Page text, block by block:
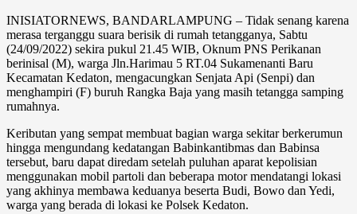
INISIATORNEWS, BANDARLAMPUNG – Tidak senang karena
merasa terganggu suara berisik di rumah tetangganya, Sabtu
(24/09/2022) sekira pukul 21.45 WIB, Oknum PNS Perikanan
berinisal (M), warga Jln.Harimau 5 RT.04 Sukamenanti Baru
Kecamatan Kedaton, mengacungkan Senjata Api (Senpi) dan
menghampiri (F) buruh Rangka Baja yang masih tetangga samping
rumahnya.
Keributan yang sempat membuat bagian warga sekitar berkerumun
hingga mengundang kedatangan Babinkantibmas dan Babinsa
tersebut, baru dapat diredam setelah puluhan aparat kepolisian
menggunakan mobil partoli dan beberapa motor mendatangi lokasi
yang akhinya membawa keduanya beserta Budi, Bowo dan Yedi,
warga yang berada di lokasi ke Polsek Kedaton.